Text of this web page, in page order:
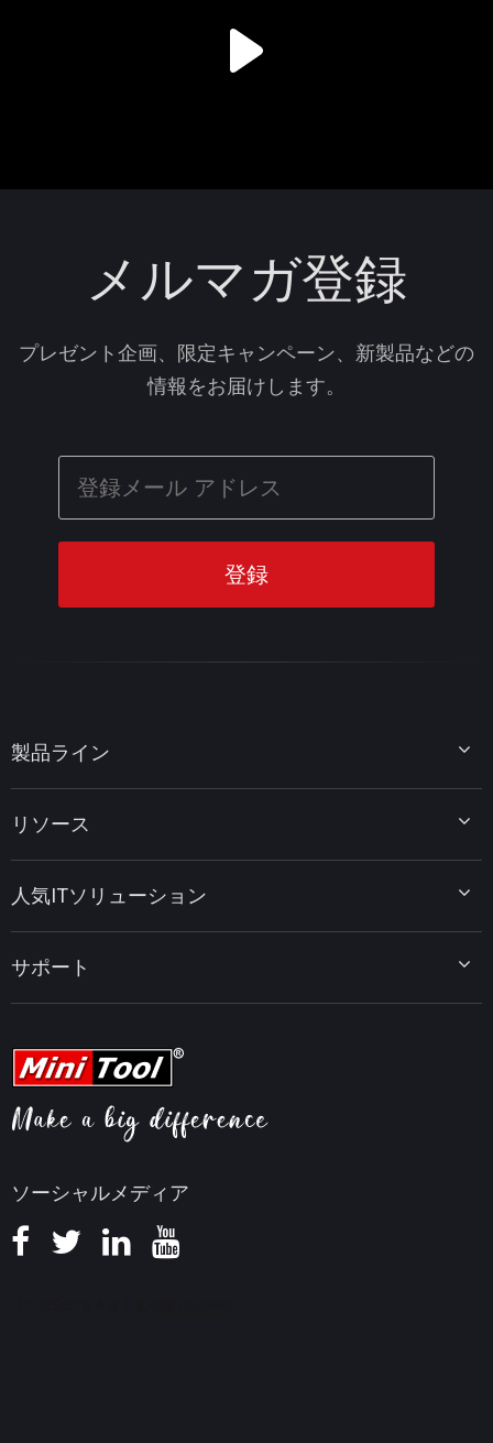
メルマガ登録
プレゼント企画、限定キャンペーン、新製品などの
情報をお届けします。
ソーシャルメディア
製品ライン
MiniTool Power Data Recovery
MiniTool PDF Editor
MiniTool MovieMaker
MiniTool uTube Downloader
リソース
データ復元ヒント
PDF編集ヒント
動画編集ヒント
ビデオ変換ヒント
画面録画ヒント
知識ベース
人気ITソリューション
MiniTool ニュースセンター
サポート
ヘルプ